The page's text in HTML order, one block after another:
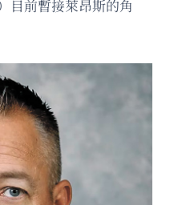
前暫接萊昂斯的角